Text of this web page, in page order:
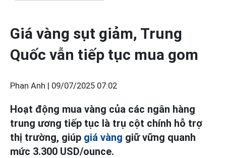
Giá vàng sụt giảm, Trung
Quốc vẫn tiếp tục mua gom
Phan Anh | 09/07/2025 07:02
Hoạt động mua vàng của các ngân hàng
trung ương tiếp tục là trụ cột chính hỗ trợ
thị trường, giúp giá vàng giữ vững quanh
mức 3.300 USD/ounce.